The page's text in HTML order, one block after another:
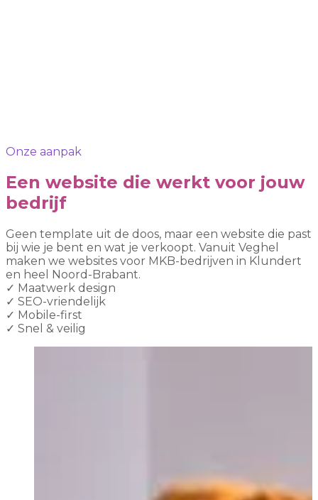
Onze aanpak
Een website die werkt voor jouw
bedrijf
Geen template uit de doos, maar een website die past
bij wie je bent en wat je verkoopt. Vanuit Veghel
maken we websites voor MKB-bedrijven in Klundert
en heel Noord-Brabant.
✓ Maatwerk design
✓ SEO-vriendelijk
✓ Mobile-first
✓ Snel & veilig